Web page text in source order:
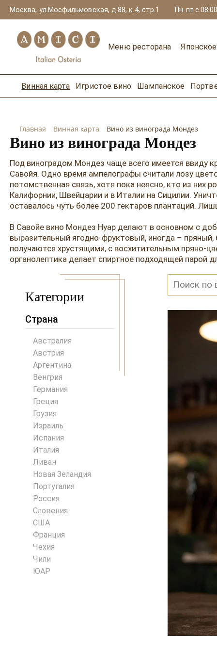
Москва, ул.Мосфильмовская, д.88, к.4, стр.1 Пн-пт с
Меню ресторана
Винная карта Игристое вино Шампанское
Главная Винная карта Вино из винограда Мондез
Вино из винограда Мондез
Под виноградом Мондез чаще всего имеется ввиду
Савойя. Одно время ампелографы считали лозу
потомственная связь, хотя пока неясно, кто из них
Калифорнии, Швейцарии и в Италии на Сицилии.
оставалось чуть более 200 гектаров плантаций.
В Савойе вино Мондез Нуар делают в основном с
выразительный ягодно-фруктовый, иногда –
получаются хрустящими, с восхитительным пряно-
органолептика делает спиртное подходящей парой
Категории
Страна
Австралия
Австрия
Аргентина
Венгрия
Германия
Греция
Грузия
Израиль
Испания
Италия
Ливан
Новая Зеландия
Португалия
Россия
Словения
США
Франция
Чехия
Чили
ЮАР